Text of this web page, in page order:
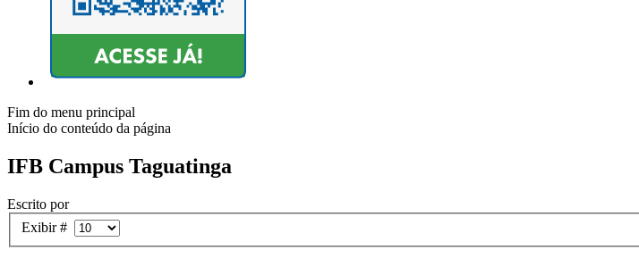
Fim do menu principal
Início do conteúdo da página
IFB Campus Taguatinga
Escrito por
Exibir #